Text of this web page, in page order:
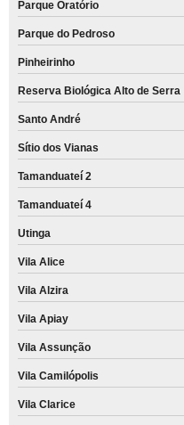
Parque Oratório
Parque do Pedroso
Pinheirinho
Reserva Biológica Alto de Serra
Santo André
Sítio dos Vianas
Tamanduateí 2
Tamanduateí 4
Utinga
Vila Alice
Vila Alzira
Vila Apiay
Vila Assunção
Vila Camilópolis
Vila Clarice